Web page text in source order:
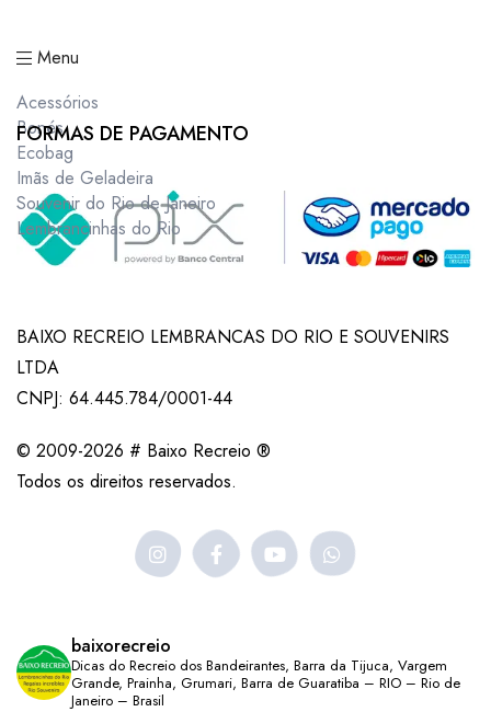
Menu
Acessórios
Bonés
Ecobag
Imãs de Geladeira
Souvenir do Rio de Janeiro
Lembrancinhas do Rio
FORMAS DE PAGAMENTO
BAIXO RECREIO LEMBRANCAS DO RIO E SOUVENIRS
LTDA
CNPJ: 64.445.784/0001-44
© 2009-2026 # Baixo Recreio ®
Todos os direitos reservados.
baixorecreio
Dicas do Recreio dos Bandeirantes, Barra da Tijuca, Vargem
Grande, Prainha, Grumari, Barra de Guaratiba – RIO – Rio de
Janeiro – Brasil